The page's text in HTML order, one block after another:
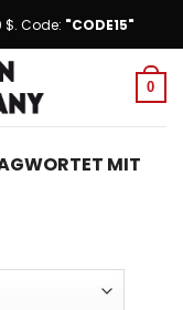
$. Code: "CODE15"
0
MIT